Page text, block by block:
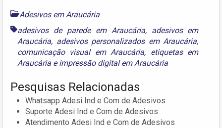
Adesivos em Araucária
adesivos de parede em Araucária, adesivos em
Araucária, adesivos personalizados em Araucária,
comunicação visual em Araucária, etiquetas em
Araucária eimpressão digital em Araucária
Pesquisas Relacionadas
Whatsapp Adesi Ind e Com de Adesivos
Suporte Adesi Ind e Com de Adesivos
Atendimento Adesi Ind e Com de Adesivos